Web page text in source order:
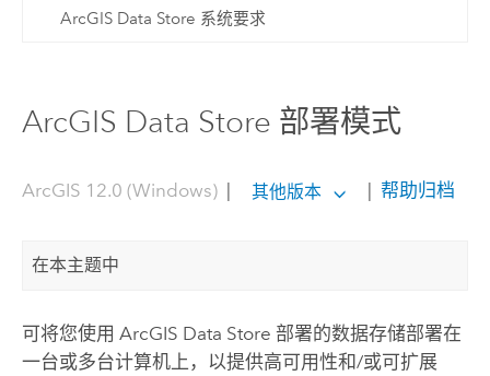
ArcGIS Data Store 系统要求
ArcGIS Data Store 部署模式
ArcGIS 12.0 (Windows)| 其他版本 帮助归档
在本主题中
可将您使用 ArcGIS Data Store 部署的数据存储部署在
一台或多台计算机上，以提供高可用性和/或可扩展